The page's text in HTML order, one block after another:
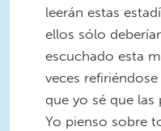
leerán estas
ellos sólo
escuchado esta
veces
que yo sé que
Yo pienso sobre